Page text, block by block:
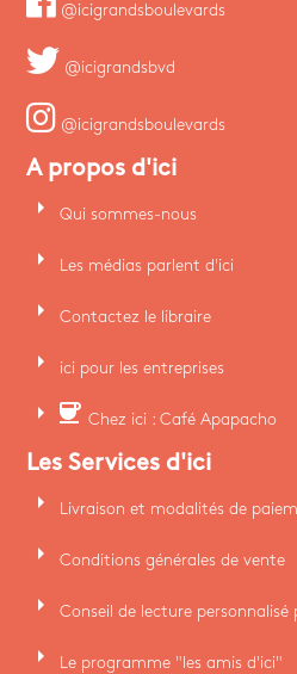
@icigrandsboulevards
@icigrandsbvd
@icigrandsboulevards
A propos d'ici
arrow_right Qui sommes-nous
arrow_right Les médias parlent d'ici
arrow_right Contactez le libraire
arrow_right ici pour les entreprises
arrow_right coffee Chez ici : Café Apapacho
Les Services d'ici
arrow_right Livraison et modalités de
arrow_right Conditions générales de vente
arrow_right Conseil de lecture personnalisé
arrow_right Le programme "les amis d'ici"